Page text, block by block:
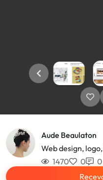
Aude Beaulaton
Web design,
1470 0
0